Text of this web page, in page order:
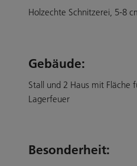
Holzechte Schnitzerei, 5-8
Gebäude:
Stall und 2 Haus mit Fläche
Lagerfeuer
Besonderheit: